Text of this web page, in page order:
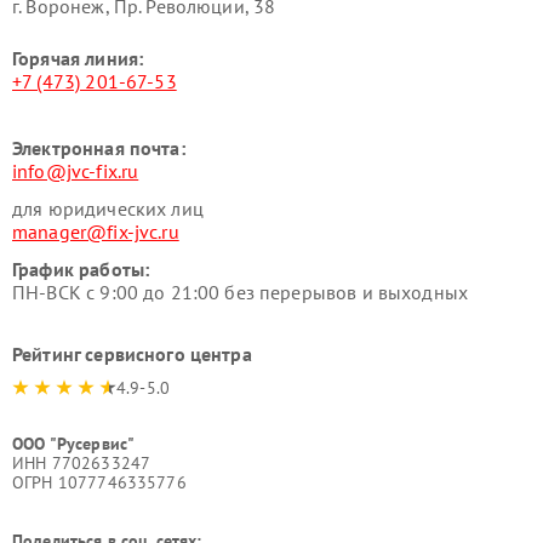
г. Воронеж, Пр. Революции, 38
Горячая линия:
+7 (473) 201-67-53
Электронная почта:
info@jvc-fix.ru
для юридических лиц
manager@fix-jvc.ru
График работы:
ПН-ВСК с 9:00 до 21:00 без перерывов и выходных
Рейтинг сервисного центра
4.9-5.0
ООО "Русервис"
ИНН 7702633247
ОГРН 1077746335776